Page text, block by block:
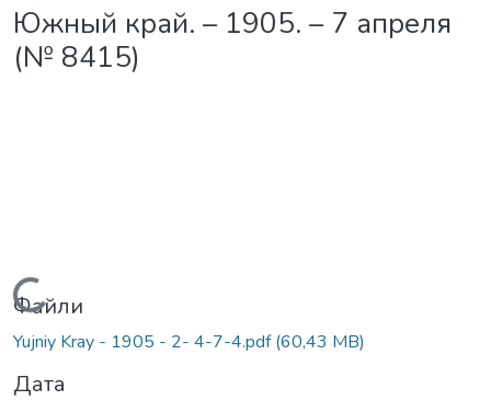
Южный край. – 1905. – 7 апреля
(№ 8415)
Вантажиться...
Файли
Yujniy Kray - 1905 - 2- 4-7-4.pdf(60,43 MB)
Дата